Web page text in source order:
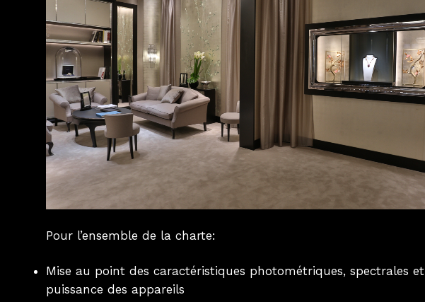
Pour l’ensemble de la charte:
Mise au point des caractéristiques photométriques, spectrales et
puissance des appareils